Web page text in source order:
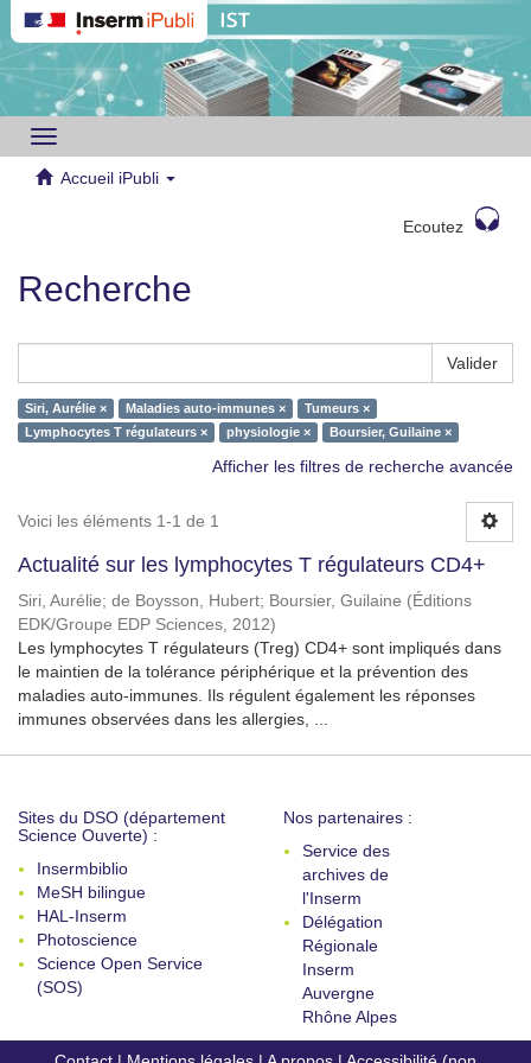
Toggle
navigation
Accueil iPubli
Ecoutez
Recherche
Valider
Siri, Aurélie × Maladies auto-immunes ×
Tumeurs ×
Lymphocytes T régulateurs ×
physiologie × Boursier, Guilaine ×
Afficher les filtres de recherche avancée
Voici les éléments 1-1 de 1
Actualité sur les lymphocytes T régulateurs CD4+
Siri, Aurélie; de Boysson, Hubert; Boursier, Guilaine (Éditions
EDK/Groupe EDP Sciences, 2012)
Les lymphocytes T régulateurs (Treg) CD4+ sont impliqués dans
le maintien de la tolérance périphérique et la prévention des
maladies auto-immunes. Ils régulent également les réponses
immunes observées dans les allergies, ...
Sites du DSO (département
Science Ouverte) :
Insermbiblio
MeSH bilingue
HAL-Inserm
Photoscience
Science Open Service
(SOS)
Nos partenaires :
Service des
archives de
l'Inserm
Délégation
Régionale
Inserm
Auvergne
Rhône Alpes